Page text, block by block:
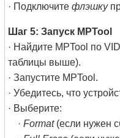
· Подключитефлэшку
Шаг 5: Запуск MPTool
· Найдите MPTool по
таблицы выше).
· Запустите MPTool.
· Убедитесь, что
· Выберите:
·Format(если нужен